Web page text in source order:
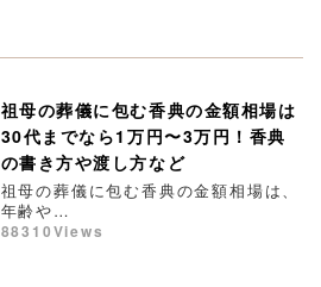
祖母の葬儀に包む香典の金額相場は
30代までなら1万円〜3万円！香典
の書き方や渡し方など
祖母の葬儀に包む香典の金額相場は、
年齢や…
88310Views